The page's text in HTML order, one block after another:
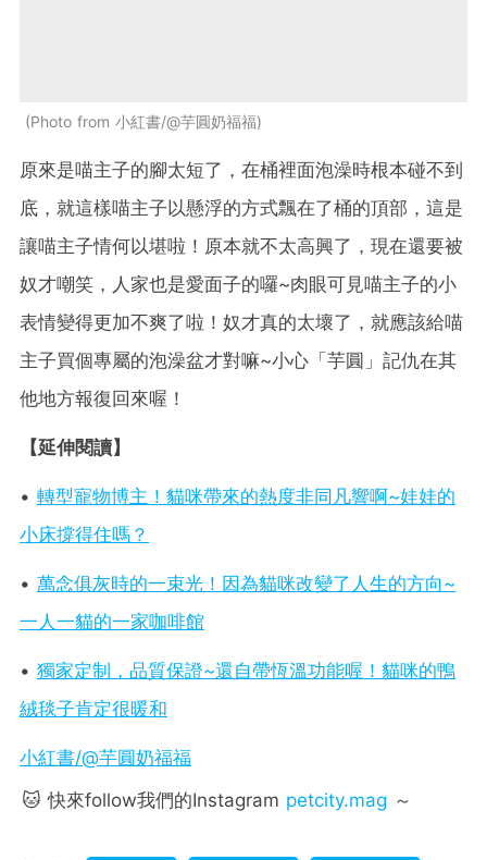
Photo from 小紅書/@芋圓奶福福
原來是喵主子的腳太短了，在桶裡面泡澡時根本碰不到
底，就這樣喵主子以懸浮的方式飄在了桶的頂部，這是
讓喵主子情何以堪啦！原本就不太高興了，現在還要被
奴才嘲笑，人家也是愛面子的囉~肉眼可見喵主子的小
表情變得更加不爽了啦！奴才真的太壞了，就應該給喵
主子買個專屬的泡澡盆才對嘛~小心「芋圓」記仇在其
他地方報復回來喔！
【延伸閱讀】
• 轉型寵物博主！貓咪帶來的熱度非同凡響啊~娃娃的
小床撐得住嗎？
• 萬念俱灰時的一束光！因為貓咪改變了人生的方向~
一人一貓的一家咖啡館
• 獨家定制，品質保證~還自帶恆溫功能喔！貓咪的鴨
絨毯子肯定很暖和
小紅書/@芋圓奶福福
🐱 快來follow我們的Instagram petcity.mag ～